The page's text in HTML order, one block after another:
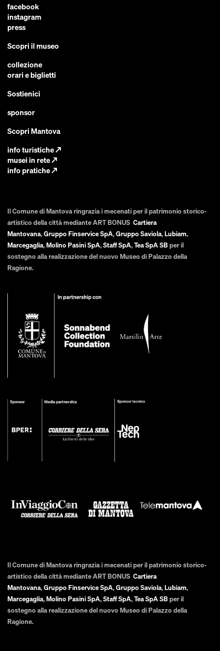
facebook
instagram
press
Scopri il museo
collezione
orari e biglietti
Sostienici
sponsor
Scopri Mantova
info turistiche↗
musei in rete↗
info pratiche↗
Il Comune di Mantova ringrazia i mecenati per il patrimonio storico-
artistico della città mediante ART BONUS Cartiera
Mantovana,Gruppo Finservice SpA,Gruppo Saviola,Lubiam,
Marcegaglia,Molino Pasini SpA,Staff SpA,Tea SpA SBper il
sostegno alla realizzazione del nuovo Museo di Palazzo della
Ragione.
Il Comune di Mantova ringrazia i mecenati per il patrimonio storico-
artistico della città mediante ART BONUS Cartiera
Mantovana,Gruppo Finservice SpA,Gruppo Saviola,Lubiam,
Marcegaglia,Molino Pasini SpA,Staff SpA,Tea SpA SBper il
sostegno alla realizzazione del nuovo Museo di Palazzo della
Ragione.